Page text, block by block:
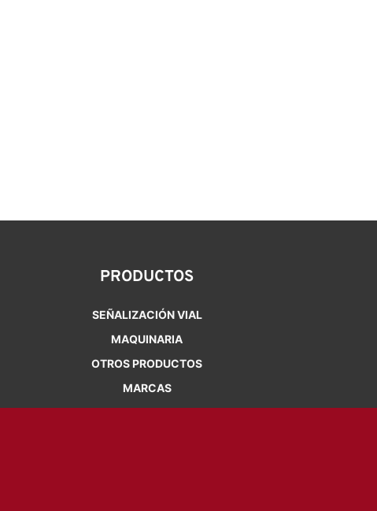
PRODUCTOS
SEÑALIZACIÓN VIAL
MAQUINARIA
OTROS PRODUCTOS
MARCAS